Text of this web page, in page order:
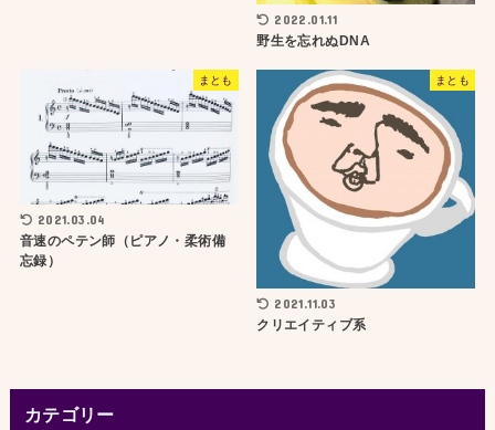
2022.01.11
野生を忘れぬDNA
まとも
2021.03.04
音速のペテン師（ピアノ・柔術備
忘録）
まとも
2021.11.03
クリエイティブ系
カテゴリー